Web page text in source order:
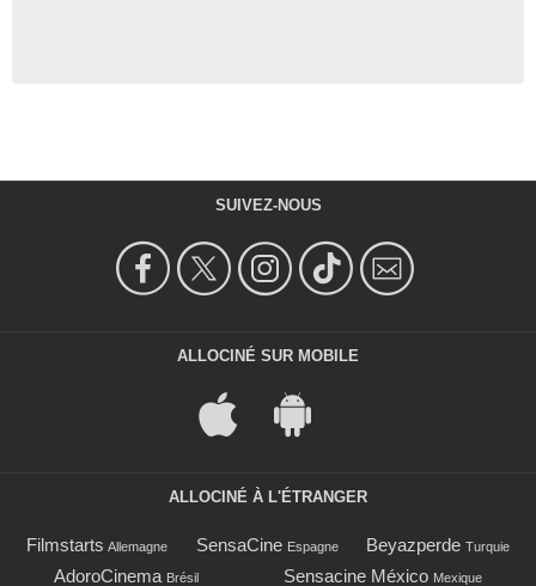
SUIVEZ-NOUS
ALLOCINÉ SUR MOBILE
ALLOCINÉ À L'ÉTRANGER
Filmstarts Allemagne SensaCine Espagne Beyazperde Turquie
AdoroCinema Brésil Sensacine México Mexique